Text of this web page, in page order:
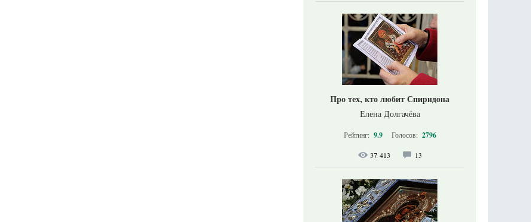
Про тех, кто любит Спиридона
Елена Долгачёва
Рейтинг: 9.9 Голосов: 2796
37 413 13